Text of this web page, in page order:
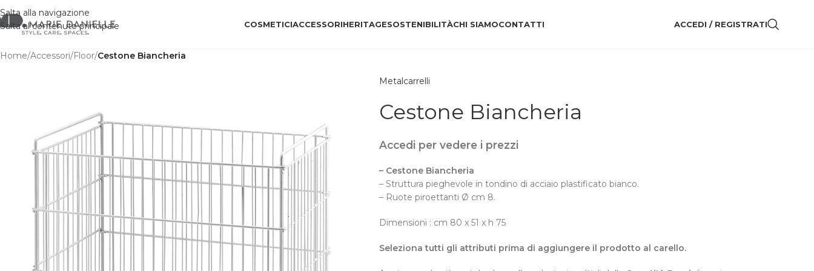
Salta alla navigazione
Salta al contenuto principale
COSMETICIACCESSORIHERITAGESOSTENIBILITÀCHI SIAMOCONTATTI ACCEDI / REGISTRATI
Home/Accessori/Floor/Cestone Biancheria
Metalcarrelli
Cestone Biancheria
Accedi per vedere i prezzi
– Cestone Biancheria
– Struttura pieghevole in tondino di acciaio plastificato bianco.
– Ruote piroettanti Ø cm 8.
Dimensioni : cm 80 x 51 x h 75
Seleziona tutti gli attributi prima di aggiungere il prodotto al carello.